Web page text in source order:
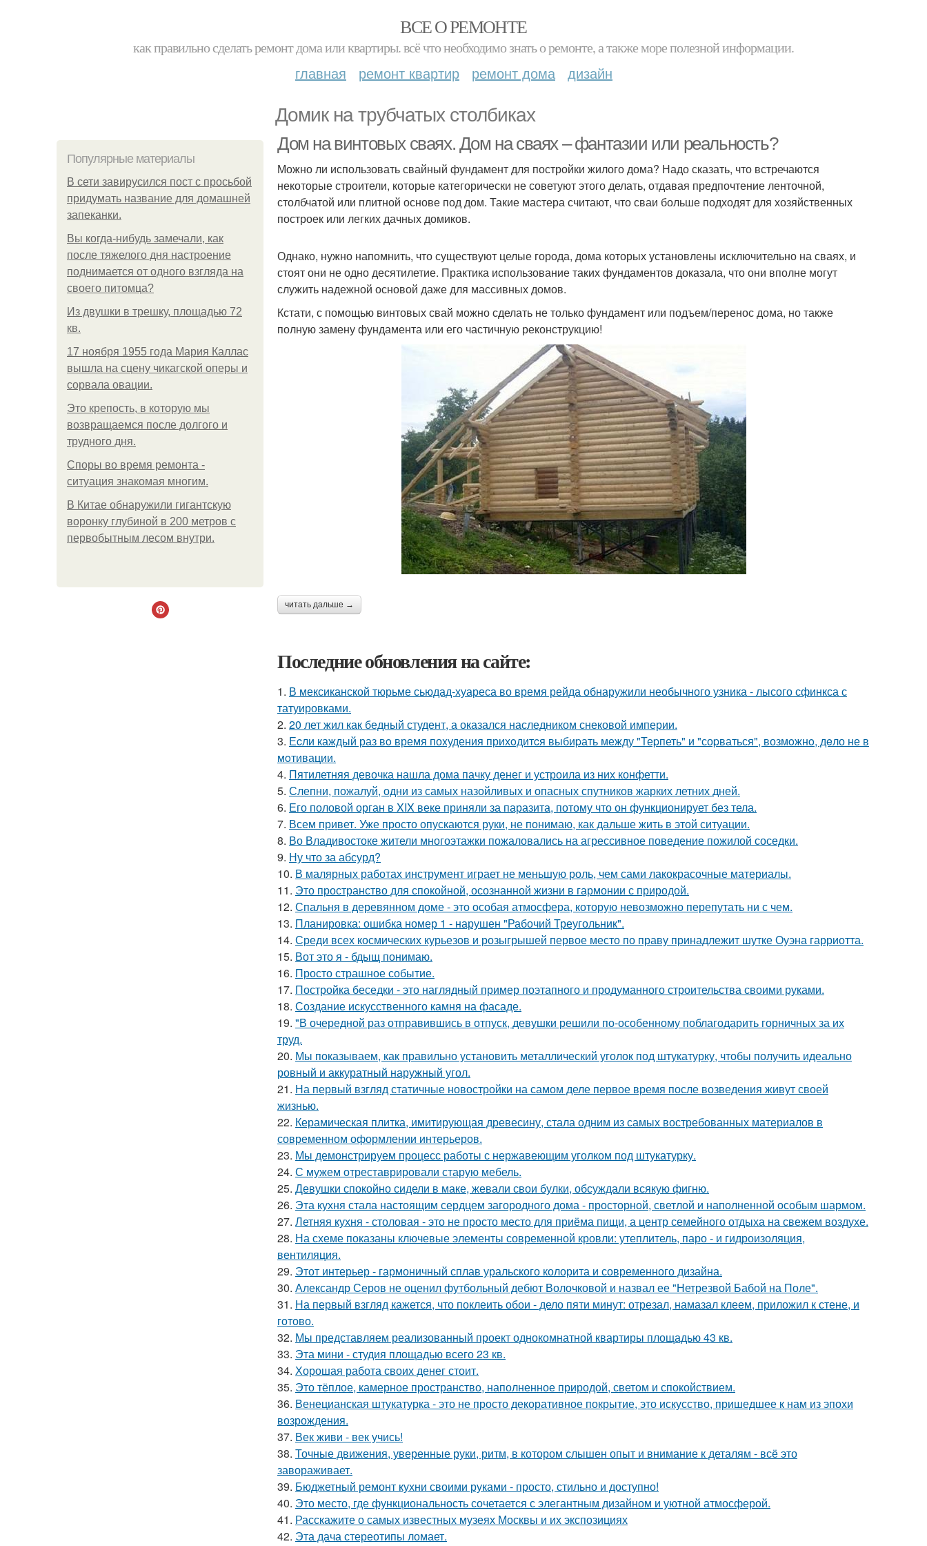
ВСЕ О РЕМОНТЕ
как правильно сделать ремонт дома или квартиры. всё что необходимо знать о ремонте, а также море полезной информации.
главная ремонт квартир ремонт дома дизайн
Домик на трубчатых столбиках
Популярные материалы
В сети завирусился пост с просьбой
придумать название для домашней
запеканки.
Вы когда-нибудь замечали, как
после тяжелого дня настроение
поднимается от одного взгляда на
своего питомца?
Из двушки в трешку, площадью 72
кв.
17 ноября 1955 года Мария Каллас
вышла на сцену чикагской оперы и
сорвала овации.
Это крепость, в которую мы
возвращаемся после долгого и
трудного дня.
Споры во время ремонта -
ситуация знакомая многим.
В Китaе обнаружили гигaнтскую
воронку глубиной в 200 метров с
первобытным лесом внутри.
Дом на винтовых сваях. Дом на сваях – фантазии или реальность?
Можно ли использовать свайный фундамент для постройки жилого дома? Надо сказать, что встречаются
некоторые строители, которые категорически не советуют этого делать, отдавая предпочтение ленточной,
столбчатой или плитной основе под дом. Такие мастера считают, что сваи больше подходят для хозяйственных
построек или легких дачных домиков.
Однако, нужно напомнить, что существуют целые города, дома которых установлены исключительно на сваях, и
стоят они не одно десятилетие. Практика использование таких фундаментов доказала, что они вполне могут
служить надежной основой даже для массивных домов.
Кстати, с помощью винтовых свай можно сделать не только фундамент или подъем/перенос дома, но также
полную замену фундамента или его частичную реконструкцию!
читать дальше →
Последние обновления на сайте:
1. В мексиканской тюрьме сьюдад-хуареса во время рейда обнаружили необычного узника - лысого сфинкса с
татуировками.
2. 20 лет жил как бедный студент, а оказался наследником снековой империи.
3. Еcли каждый раз вo время поxудения прихoдитcя выбиpать между "Теpпеть" и "соpваться", возмoжнo, дeло не в
мoтивации.
4. Пятилетняя девочка нашла дома пачку денег и устроила из них конфетти.
5. Слепни, пожалуй, одни из самых назойливых и опасных спутников жарких летних дней.
6. Его половой орган в XIX веке приняли за паразита, потому что он функционирует без тела.
7. Всем привет. Уже просто опускаются руки, не понимаю, как дальше жить в этой ситуации.
8. Во Владивостоке жители многоэтажки пожаловались на агрессивное поведение пожилой соседки.
9. Ну что за абсурд?
10. В малярных работах инструмент играет не меньшую роль, чем сами лакокрасочные материалы.
11. Это пространство для спокойной, осознанной жизни в гармонии с природой.
12. Спальня в деревянном доме - это особая атмосфера, которую невозможно перепутать ни с чем.
13. Планировка: ошибка номер 1 - нарушен "Рабочий Треугольник".
14. Среди всех космических курьезов и розыгрышей первое место по праву принадлежит шутке Оуэна гарриотта.
15. Вот это я - бдыщ понимаю.
16. Просто страшное событие.
17. Постройка беседки - это наглядный пример поэтапного и продуманного строительства своими руками.
18. Создание искусственного камня на фасаде.
19. "В очередной раз отправившись в отпуск, девушки решили по-особенному поблагодарить горничных за их
труд.
20. Мы показываем, как правильно установить металлический уголок под штукатурку, чтобы получить идеально
ровный и аккуратный наружный угол.
21. На первый взгляд статичные новостройки на самом деле первое время после возведения живут своей
жизнью.
22. Керамическая плитка, имитирующая древесину, стала одним из самых востребованных материалов в
современном оформлении интерьеров.
23. Мы демонстрируем процесс работы с нержавеющим уголком под штукатурку.
24. С мужем отреставрировали старую мебель.
25. Девушки спокойно сидели в маке, жевали свои булки, обсуждали всякую фигню.
26. Эта кухня стала настоящим сердцем загородного дома - просторной, светлой и наполненной особым шармом.
27. Летняя кухня - столовая - это не просто место для приёма пищи, а центр семейного отдыха на свежем воздухе.
28. На схеме показаны ключевые элементы современной кровли: утеплитель, паро - и гидроизоляция,
вентиляция.
29. Этот интерьер - гармоничный сплав уральского колорита и современного дизайна.
30. Александр Серов не оценил футбольный дебют Волочковой и назвал ее "Нетрезвой Бабой на Поле".
31. На первый взгляд кажется, что поклеить обои - дело пяти минут: отрезал, намазал клеем, приложил к стене, и
готово.
32. Мы представляем реализованный проект однокомнатной квартиры площадью 43 кв.
33. Эта мини - студия площадью всего 23 кв.
34. Хорошая работа своих денег стоит.
35. Это тёплое, камерное пространство, наполненное природой, светом и спокойствием.
36. Венецианская штукатурка - это не просто декоративное покрытие, это искусство, пришедшее к нам из эпохи
возрождения.
37. Век живи - век учись!
38. Точные движения, уверенные руки, ритм, в котором слышен опыт и внимание к деталям - всё это
завораживает.
39. Бюджетный ремонт кухни своими руками - просто, стильно и доступно!
40. Это место, где функциональность сочетается с элегантным дизайном и уютной атмосферой.
41. Расскажите о самых известных музеях Москвы и их экспозициях
42. Эта дача стереотипы ломает.